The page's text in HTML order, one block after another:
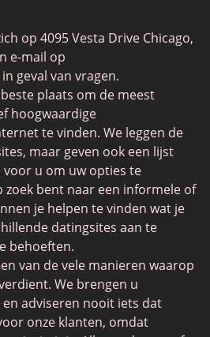
op 4095 Vesta Drive Chicago,
e-mail op
in geval van vragen.
plaats om de meest
hoogwaardige
te vinden. We leggen de
maar geven ook een lijst
u om uw opties te
zoek bent naar een informele of
je helpen te vinden wat je
datingsites aan te
behoeften.
van de vele manieren waarop
We brengen u
adviseren nooit iets dat
onze klanten, omdat